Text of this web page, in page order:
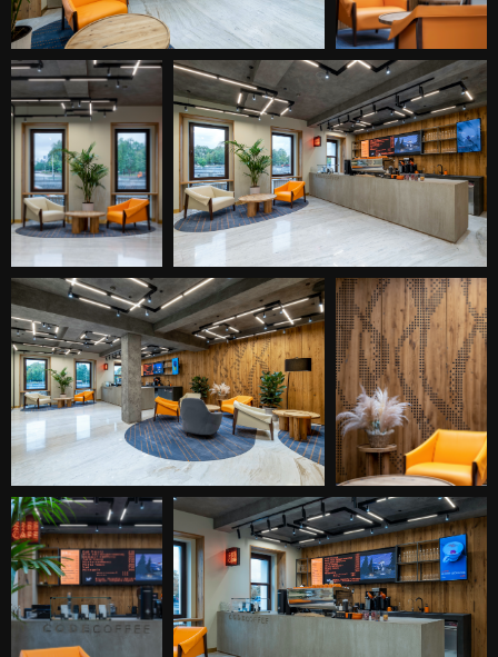
или по-русски «код». Оно и стало ключевым
в нашем проекте. Работая над дизайном, мы
использовали идею пикселизации,
шифрования — весь интерьер кофейни стал
некой кодировкой.
Вокруг кофе-поинта была разработана зона
лобби, которая располагается вблизи стойки
ресепшн. Появилась большая бетонная
барная стойка с выбитым на ней названием
кофейни. Ничего лишнего — просто
большая бетонная плита.
Центральное положение заняла
кофемашина, рядом разместился
стеклянный купол с выпечкой. Яркой фишкой
кофейни стало электронное меню,
состоящее из нескольких тысяч лампочек.
На нем отображаются не только
спецпредложения, но и различные фишки,
которые поднимают настроение и заряжают
позитивом на целый день! Электронное
табло дополнили традиционным бумажным
меню с полным перечнем позиций.
Над стойкой повесили световую вывеску,
внешний короб которой выполнен из
перфорированного пластика, а под ним —
неоновая надпись CAFE. Такое решение, во-
первых, позволило выделить зону кофейни,